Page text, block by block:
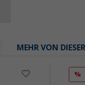
MEHR VON
%